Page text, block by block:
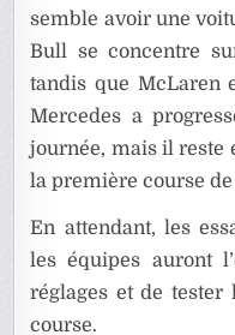
semble avoir une
Bull se concentre
tandis que McLaren
Mercedes a
journée, mais il reste
la première course
En attendant, les
les équipes auront
réglages et de tester
course.